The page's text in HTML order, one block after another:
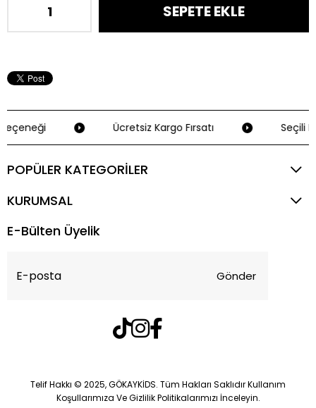
Ücretsiz Kargo Fırsatı Seçili
POPÜLER KATEGORİLER
KURUMSAL
E-Bülten Üyelik
Gönder
Telif Hakkı © 2025, GÖKAYKİDS. Tüm Hakları Saklıdır Kullanım
Koşullarımıza Ve Gizlilik Politikalarımızı İnceleyin.